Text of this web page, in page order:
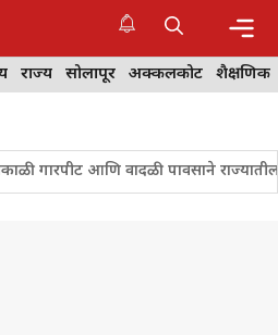
राज्य सोलापूर अक्कलकोट शैक्षणिक
आणि वादळी पावसाने राज्यातील